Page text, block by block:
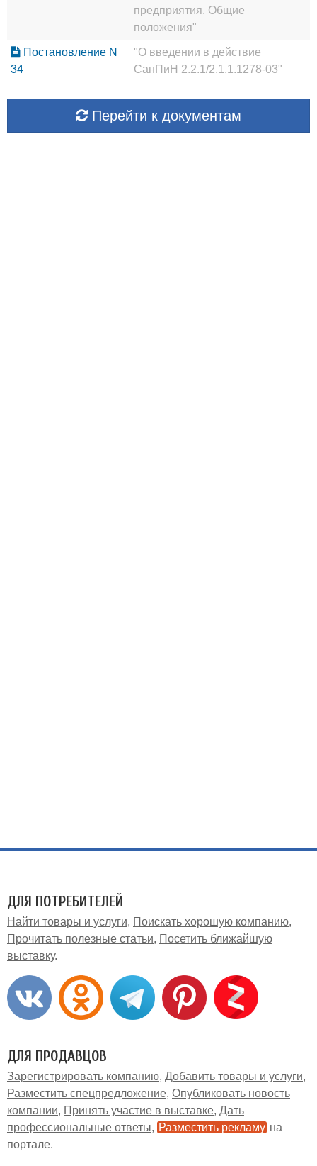
предприятия. Общие
положения"
Постановление N
34
"О введении в действие
СанПиН 2.2.1/2.1.1.1278-03"
Перейти к документам
ДЛЯ ПОТРЕБИТЕЛЕЙ
Найти товары и услуги
Поискать хорошую компанию
Прочитать полезные статьи
Посетить ближайшую
выставку
ДЛЯ ПРОДАВЦОВ
Зарегистрировать компанию Добавить товары и услуги
Разместить спецпредложение Опубликовать новость
компании
Принять участие в выставке Дать
профессиональные ответы
Разместить рекламу на
портале